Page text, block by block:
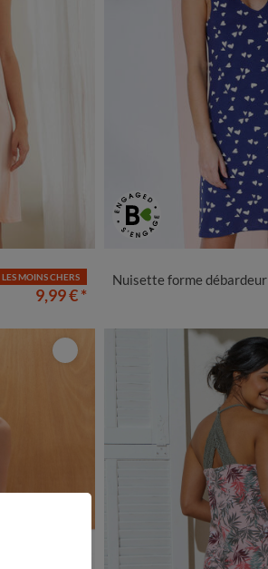
50 52 54
LES MOINS CHERS
9,99 €*
Nuisette forme débardeur en coton imprimé "coeurs"